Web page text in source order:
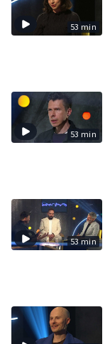
53 min
53 min
53 min